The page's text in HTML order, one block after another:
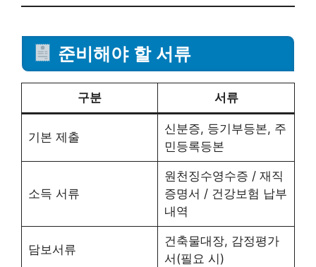
준비해야 할 서류
구분 서류
기본 제출
신분증, 등기부등본, 주
민등록등본
소득 서류
원천징수영수증 / 재직
증명서 / 건강보험 납부
내역
담보서류
건축물대장, 감정평가
서(필요 시)